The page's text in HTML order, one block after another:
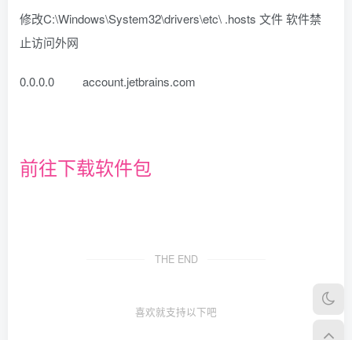
修改C:\Windows\System32\drivers\etc\ .hosts 文件 软件禁
止访问外网
0.0.0.0 account.jetbrains.com
前往下载软件包
THE END
喜欢就支持以下吧